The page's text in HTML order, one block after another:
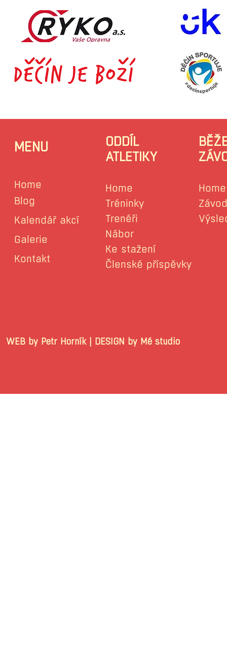
MENU
Home
Blog
Kalendář akcí
Galerie
Kontakt
ODDÍL
ATLETIKY
Home
Tréninky
Trenéři
Nábor
Ke stažení
Členské příspěvky
Home
WEB by Petr Horník | DESIGN by Mé